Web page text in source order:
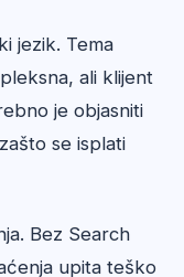
jezik. Tema
ali klijent
je objasniti
se isplati
Bez Search
upita teško